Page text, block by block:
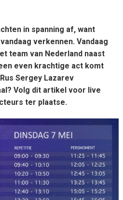
in spanning af, want
verkennen. Vandaag
team van Nederland naast
even krachtige act komt
Sergey Lazarev
Volg dit artikel voor live
ter plaatse.